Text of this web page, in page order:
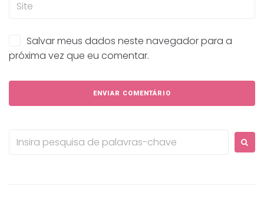
Salvar meus dados neste navegador para a
próxima vez que eu comentar.
Procurar: